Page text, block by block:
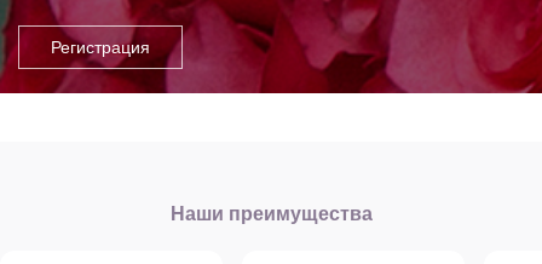
Наши преимущества